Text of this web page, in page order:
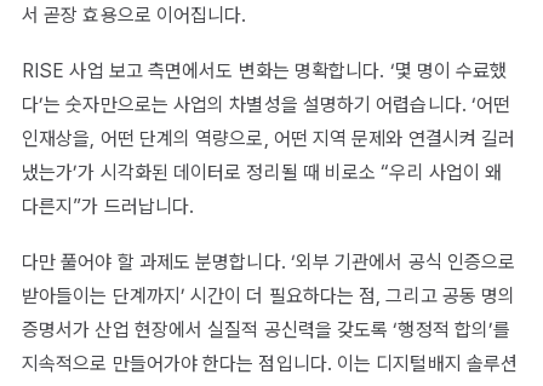
서 곧장 효용으로 이어집니다.
RISE 사업 보고 측면에서도 변화는 명확합니다. ‘몇 명이 수료했
다’는 숫자만으로는 사업의 차별성을 설명하기 어렵습니다. ‘어떤
인재상을, 어떤 단계의 역량으로, 어떤 지역 문제와 연결시켜 길러
냈는가’가 시각화된 데이터로 정리될 때 비로소 “우리 사업이 왜
다른지”가 드러납니다.
다만 풀어야 할 과제도 분명합니다. ‘외부 기관에서 공식 인증으로
받아들이는 단계까지’ 시간이 더 필요하다는 점, 그리고 공동 명의
증명서가 산업 현장에서 실질적 공신력을 갖도록 ‘행정적 합의’를
지속적으로 만들어가야 한다는 점입니다. 이는 디지털배지 솔루션